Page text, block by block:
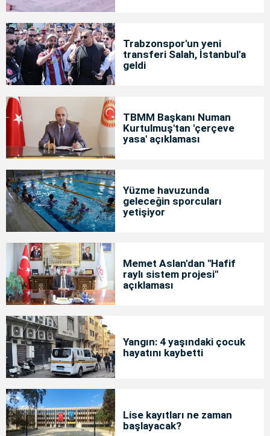
Trabzonspor'un yeni
transferi Salah, İstanbul'a
geldi
TBMM Başkanı Numan
Kurtulmuş'tan 'çerçeve
yasa' açıklaması
Yüzme havuzunda
geleceğin sporcuları
yetişiyor
Memet Aslan'dan "Hafif
raylı sistem projesi"
açıklaması
Yangın: 4 yaşındaki çocuk
hayatını kaybetti
Lise kayıtları ne zaman
başlayacak?